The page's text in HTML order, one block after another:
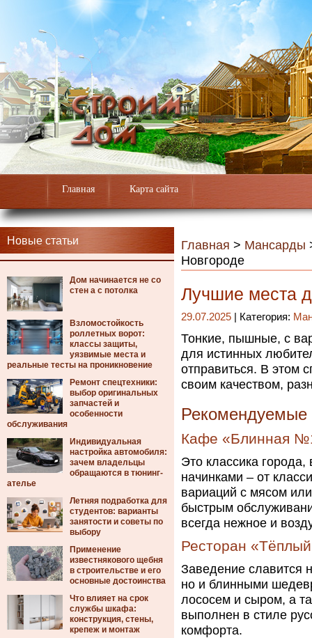
Главная Карта сайта
Новые статьи
Дом начинается не со
стен а с потолка
Взломостойкость
роллетных ворот:
классы защиты,
уязвимые места и
реальные тесты на проникновение
Ремонт спецтехники:
выбор оригинальных
запчастей и
особенности
обслуживания
Индивидуальная
настройка автомобиля:
зачем владельцы
обращаются в тюнинг-
ателье
Летняя подработка для
студентов: варианты
занятости и советы по
выбору
Применение
известнякового щебня
в строительстве и его
основные достоинства
Что влияет на срок
службы шкафа:
конструкция, стены,
крепеж и монтаж
Главная > Мансарды
Новгороде
Лучшие места
29.07.2025 | Категория:
Тонкие, пышные, с
для истинных
отправиться. В этом
своим качеством,
Кафе «Блинная
Это классика
начинками – от
вариаций с мясом
быстрым
всегда нежное и
Ресторан
Заведение славится
но и блинными
лососем и сыром, а
выполнен в стиле
комфорта.